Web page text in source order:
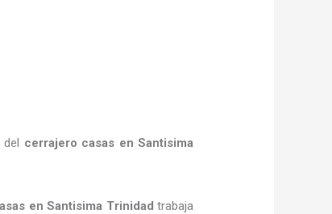
cerrajero casas en Santisima
en Santisima Trinidad trabaja